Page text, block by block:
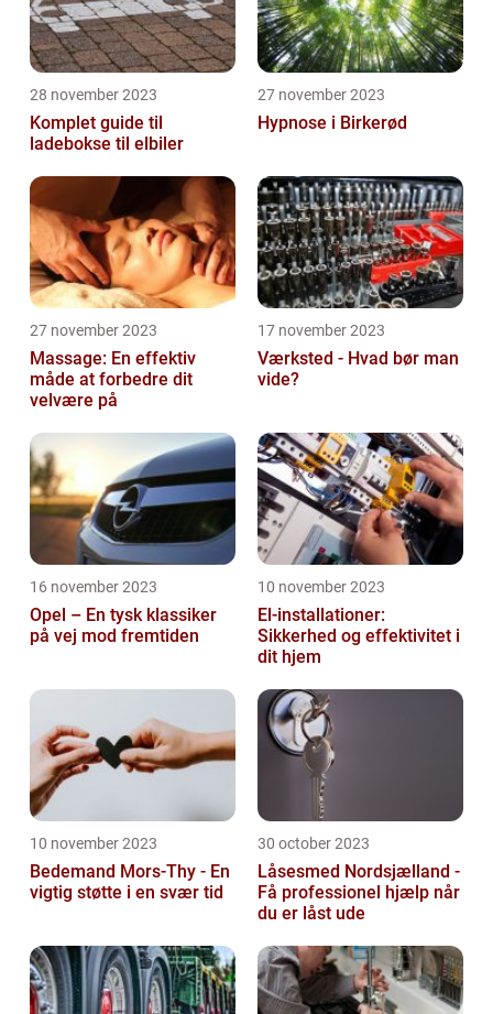
28 november 2023
Komplet guide til
ladebokse til elbiler
27 november 2023
Hypnose i Birkerød
27 november 2023
Massage: En effektiv
måde at forbedre dit
velvære på
17 november 2023
Værksted - Hvad bør man
vide?
16 november 2023
Opel – En tysk klassiker
på vej mod fremtiden
10 november 2023
El-installationer:
Sikkerhed og effektivitet i
dit hjem
10 november 2023
Bedemand Mors-Thy - En
vigtig støtte i en svær tid
30 october 2023
Låsesmed Nordsjælland -
Få professionel hjælp når
du er låst ude